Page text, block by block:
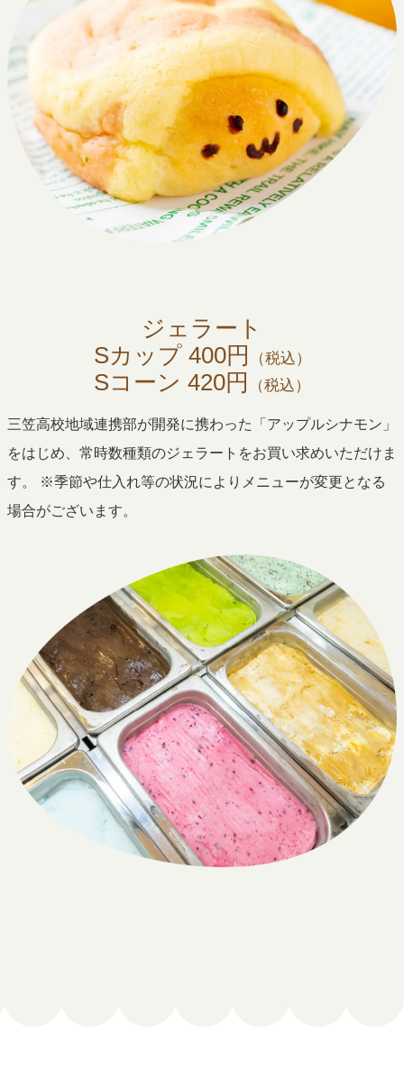
ジェラート
Sカップ 400円
（税込）
Sコーン 420円 （税込）
三笠高校地域連携部が開発に携わった「アップルシナモン」
をはじめ、常時数種類のジェラートをお買い求めいただけま
す。 ※季節や仕入れ等の状況によりメニューが変更となる
場合がございます。